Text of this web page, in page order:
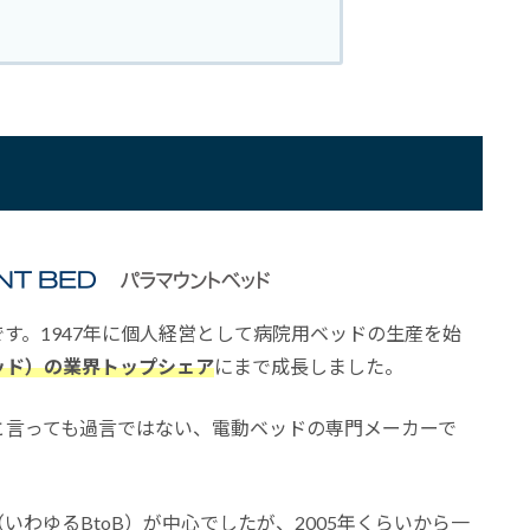
。1947年に個人経営として病院用ベッドの生産を始
）の業界トップシェアにまで成長しました。
っても過言ではない、電動ベッドの専門メーカーで
わゆるBtoB）が中心でしたが、2005年くらいから一